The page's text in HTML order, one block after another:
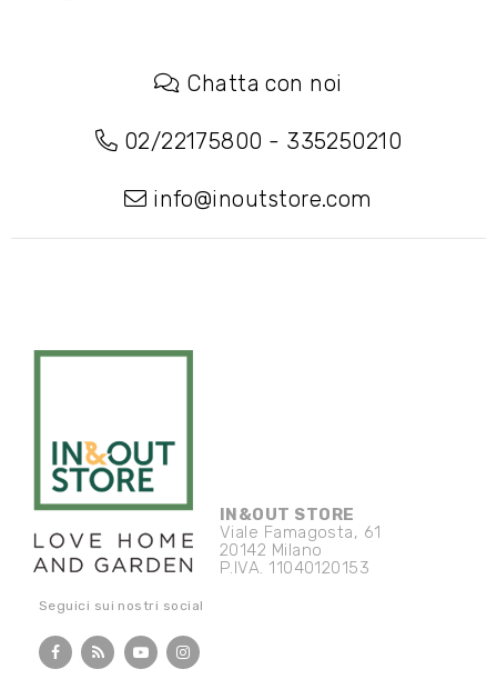
Chatta con noi
02/22175800 - 335250210
info@inoutstore.com
IN&OUT STORE
Viale Famagosta, 61
20142 Milano
P.IVA. 11040120153
Seguici sui nostri social